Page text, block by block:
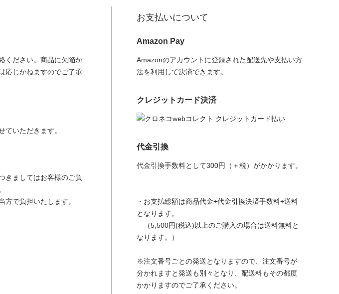
ください。商品に欠陥が
応じかねますのでご了承
ていただきます。
きましてはお客様のご負
方で負担いたします。
お支払いについて
Amazon Pay
Amazonのアカウントに登録された配送先や支払い方
法を利用して決済できます。
クレジットカード決済
代金引換
代金引換手数料として300円（＋税）がかかります。
・お支払総額は商品代金+代金引換決済手数料+送料
となります。
（5,500円(税込)以上のご購入の場合は送料無料と
なります。）
※注文番号ごとの発送となりますので、注文番号が
分かれますと発送も別々となり、配送料もその都度
かかりますのでご了承ください。